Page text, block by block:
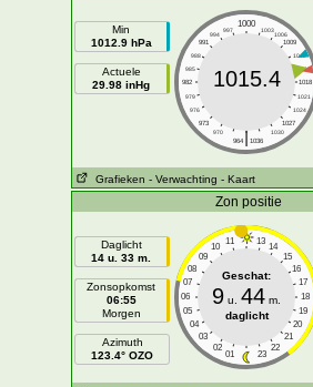
Min
1012.9 hPa
Actuele
29.98 inHg
1000
997 1003
994
1006
991
1009
988
1012
985
1015
982
1018
979
1021
976
1024
973
1027
970
1030
|
964 1036
1015.4
Grafieken - Verwachting - Kaart
Zon positie
Daglicht
14 u. 33 m.
Zonsopkomst
06:55
Morgen
Azimuth
123.4° OZO
11 13
10
14
09
15
08
16
07
17
06
18
05
19
04
20
03
21
02
22
01 23
Geschat:
9 u. 44 m.
daglicht